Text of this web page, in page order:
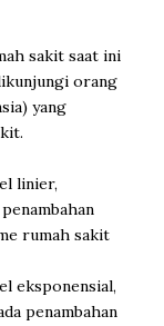
sakit saat ini
orang
yang
linier,
rumah sakit
eksponensial,
penambahan